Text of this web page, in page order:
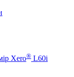
Xero® L60i